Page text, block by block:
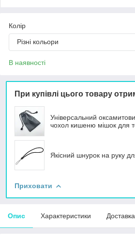
Колір
Різні кольори
В наявності
При купівлі цього товару
Універсальний
чохол кишеню мішок для
Якісний шнурок на руку
Приховати
Опис Характеристики Доставка